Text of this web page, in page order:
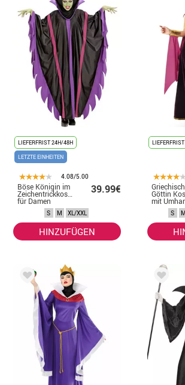
LIEFERFRIST 24H/48H
LETZTE EINHEITEN
4.08/5.00
Böse Königin im
Zeichentrickkostüm
für Damen
39.99€
S M XL/XXL
HINZUFÜGEN
Göttin
mit
Damen
S